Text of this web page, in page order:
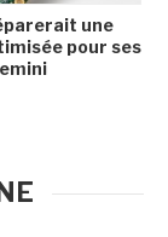
une
pour ses